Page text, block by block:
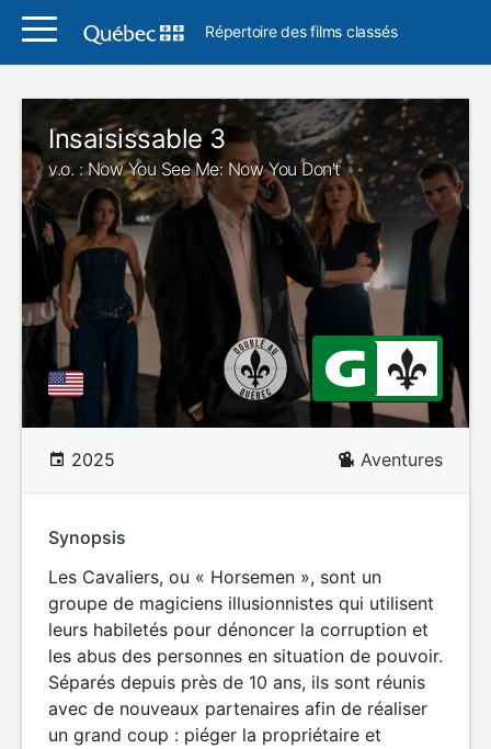
Répertoire des films classés
Insaisissable 3
v.o. : Now You See Me: Now You Don't
2025 Aventures
Synopsis
Les Cavaliers, ou « Horsemen », sont un
groupe de magiciens illusionnistes qui utilisent
leurs habiletés pour dénoncer la corruption et
les abus des personnes en situation de pouvoir.
Séparés depuis près de 10 ans, ils sont réunis
avec de nouveaux partenaires afin de réaliser
un grand coup : piéger la propriétaire et